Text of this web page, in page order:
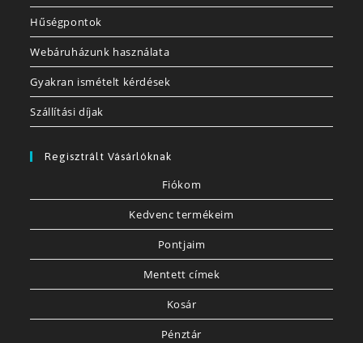
Hűségpontok
Webáruházunk használata
Gyakran ismételt kérdések
Szállítási díjak
Regisztrált Vásárlóknak
Fiókom
Kedvenc termékeim
Pontjaim
Mentett címek
Kosár
Pénztár